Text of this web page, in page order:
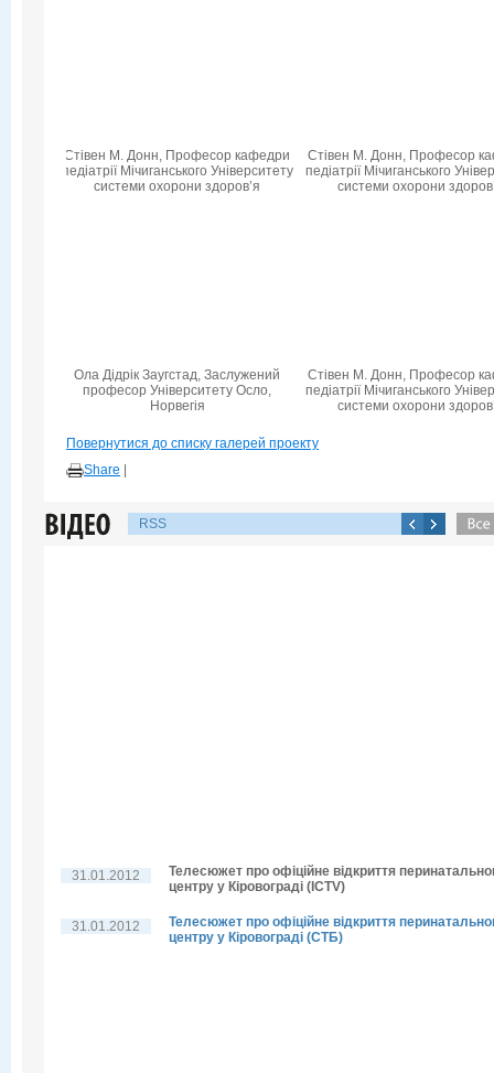
Стівен М. Донн, Професор кафедри
педіатрії Мічиганського Університету
системи охорони здоров’я
Стівен М. Донн, Професор
педіатрії Мічиганського
системи охорони
Ола Дідрік Заугстад, Заслужений
професор Університету Осло,
Норвегія
Стівен М. Донн, Професор
педіатрії Мічиганського
системи охорони
Повернутися до списку галерей проекту
Share
RSS
31.01.2012
Телесюжет про офіційне відкриття
центру у Кіровограді (ICTV)
31.01.2012
Телесюжет про офіційне відкриття
центру у Кіровограді (СТБ)